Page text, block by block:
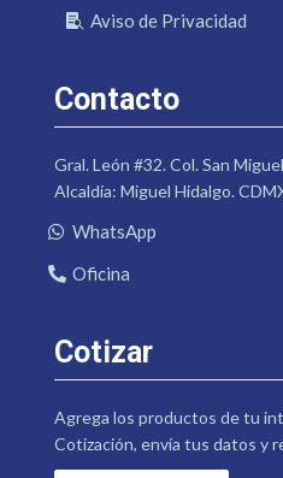
Aviso de Privacidad
Contacto
Gral. León #32. Col. San
Alcaldía: Miguel Hidalgo.
WhatsApp
Oficina
Cotizar
Agrega los productos de tu
Cotización, envía tus datos y